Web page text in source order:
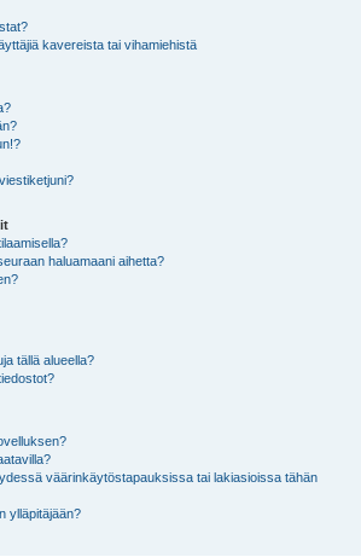
kavereista tai vihamiehistä
haluamaani aihetta?
tällä alueella?
väärinkäytöstapauksissa tai lakiasioissa tähän
ylläpitäjään?